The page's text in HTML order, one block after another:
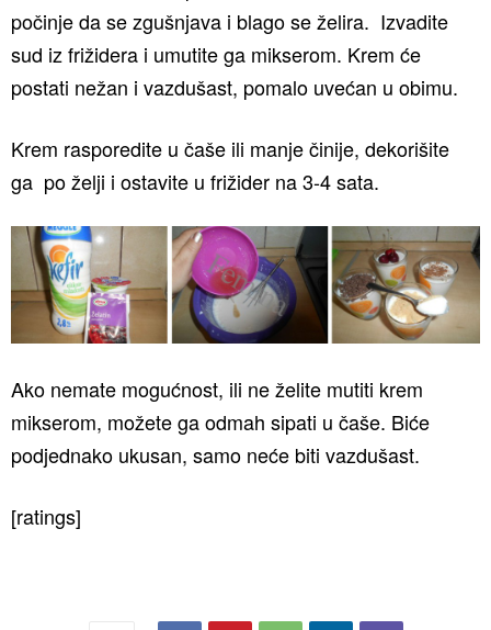
počinje da se zgušnjava i blago se želira. Izvadite
sud iz frižidera i umutite ga mikserom. Krem će
postati nežan i vazdušast, pomalo uvećan u obimu.
Krem rasporedite u čaše ili manje činije, dekorišite
ga po želji i ostavite u frižider na 3-4 sata.
Ako nemate mogućnost, ili ne želite mutiti krem
mikserom, možete ga odmah sipati u čaše. Biće
podjednako ukusan, samo neće biti vazdušast.
[ratings]